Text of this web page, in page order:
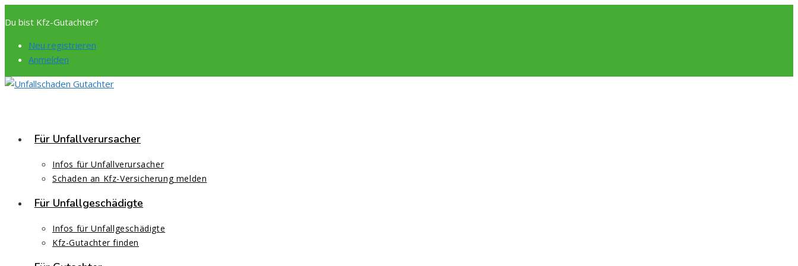
Inhalt
springen
Du bist Kfz-Gutachter?
Neu registrieren
Anmelden
Für Unfallverursacher
Infos für Unfallverursacher
Schaden an Kfz-Versicherung melden
Für Unfallgeschädigte
Infos für Unfallgeschädigte
Kfz-Gutachter finden